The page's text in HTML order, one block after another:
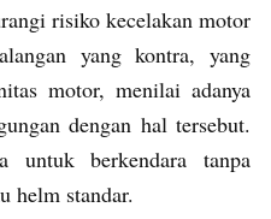
risiko kecelakan motor
yang kontra, yang
motor, menilai adanya
dengan hal tersebut.
untuk berkendara tanpa
helm standar.